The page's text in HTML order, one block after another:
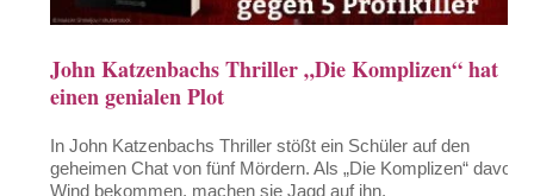
John Katzenbachs Thriller „Die Komplizen“ hat
einen genialen Plot
In John Katzenbachs Thriller stößt ein Schüler auf den
geheimen Chat von fünf Mördern. Als „Die Komplizen“ davon
Wind bekommen, machen sie Jagd auf ihn.